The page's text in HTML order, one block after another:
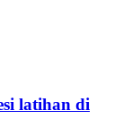
latihan di